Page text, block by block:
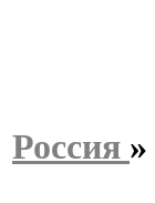
Россия »